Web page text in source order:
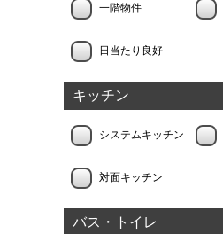
一階物件
日当たり良好
キッチン
システムキッチン
対面キッチン
バス・トイレ